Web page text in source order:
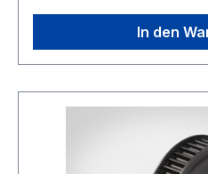
und zölligen Teilungen.
Scheibendurchmesser
Alu. Gewicht: 6,8 kgkg
mmmm Riemenbreite
Zähnezahl: 72
In den